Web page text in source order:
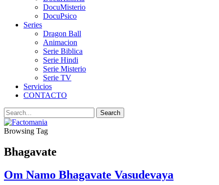
DocuMisterio
DocuPsico
Series
Dragon Ball
Animacion
Serie Biblica
Serie Hindi
Serie Misterio
Serie TV
Servicios
CONTACTO
Browsing Tag
Bhagavate
Om Namo Bhagavate Vasudevaya